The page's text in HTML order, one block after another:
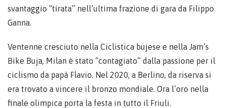
svantaggio “tirata” nell’ultima frazione di gara da Filippo
Ganna.
Ventenne cresciuto nella Ciclistica bujese e nella Jam’s
Bike Buja, Milan è stato “contagiato” dalla passione per il
ciclismo da papà Flavio. Nel 2020, a Berlino, da riserva si
era trovato a vincere il bronzo mondiale. Ora l’oro nella
finale olimpica porta la festa in tutto il Friuli.